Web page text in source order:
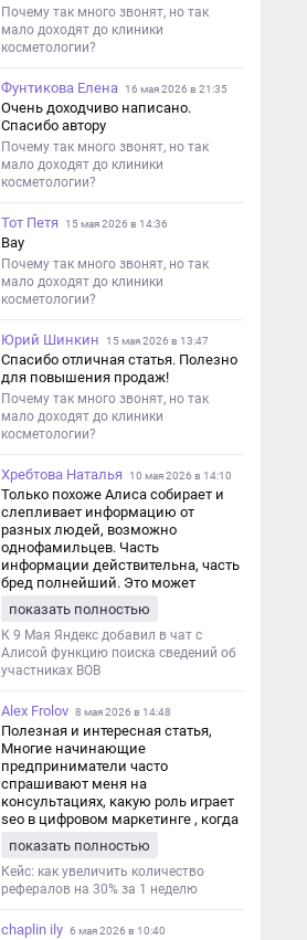
Почему так много звонят, но так
мало доходят до клиники
косметологии?
Фунтикова Елена 16 мая 2026 в 21:35
Очень доходчиво написано.
Спасибо автору
Почему так много звонят, но так
мало доходят до клиники
косметологии?
Тот Петя 15 мая 2026 в 14:36
Вау
Почему так много звонят, но так
мало доходят до клиники
косметологии?
Юрий Шинкин 15 мая 2026 в 13:47
Спасибо отличная статья. Полезно
для повышения продаж!
Почему так много звонят, но так
мало доходят до клиники
косметологии?
Хребтова Наталья 10 мая 2026 в 14:10
Только похоже Алиса собирает и
слепливает информацию от
разных людей, возможно
однофамильцев. Часть
информации действительна, часть
бред полнейший. Это может
дезинформации
показать полностью
К 9 Мая Яндекс добавил в чат с
Алисой функцию поиска сведений об
участниках ВОВ
Alex Frolov 8 мая 2026 в 14:48
Полезная и интересная статья,
Многие начинающие
предприниматели часто
спрашивают меня на
консультациях, какую роль играет
seo в цифровом маркетинге , когда
обсуждаем их проект:
https://aseotop.com/kakuyu-rol-igraet-
seo-v-czifrovom-marketinge/
показать полностью
Кейс: как увеличить количество
рефералов на 30% за 1 неделю
chaplin ily 6 мая 2026 в 10:40